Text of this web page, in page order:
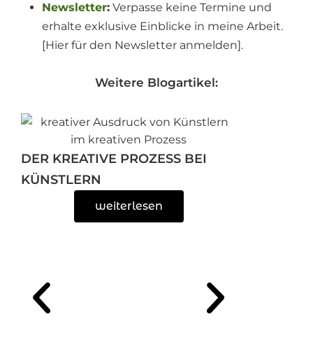
Newsletter: Verpasse keine Termine und
erhalte exklusive Einblicke in meine Arbeit.
[Hier für den Newsletter anmelden].
Weitere Blogartikel:
DER KREATIVE PROZESS BEI
KÜNSTLERN
weiterlesen